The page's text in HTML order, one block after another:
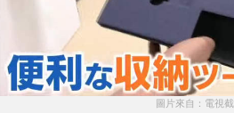
圖片來自：電視